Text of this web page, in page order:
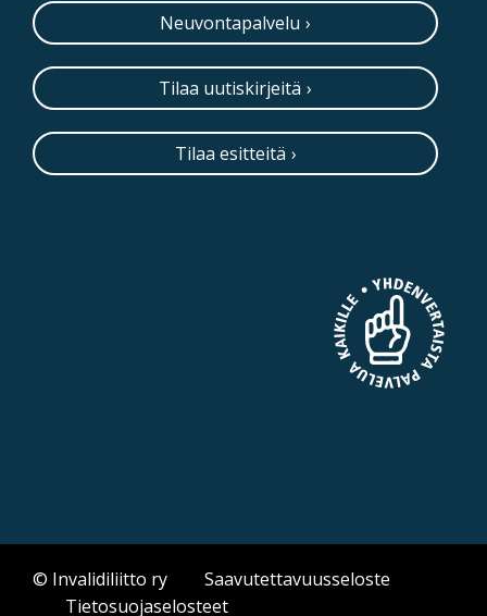
Neuvontapalvelu
Tilaa uutiskirjeitä
Tilaa esitteitä
© Invalidiliitto ry
Saavutettavuusseloste
Tietosuojaselosteet